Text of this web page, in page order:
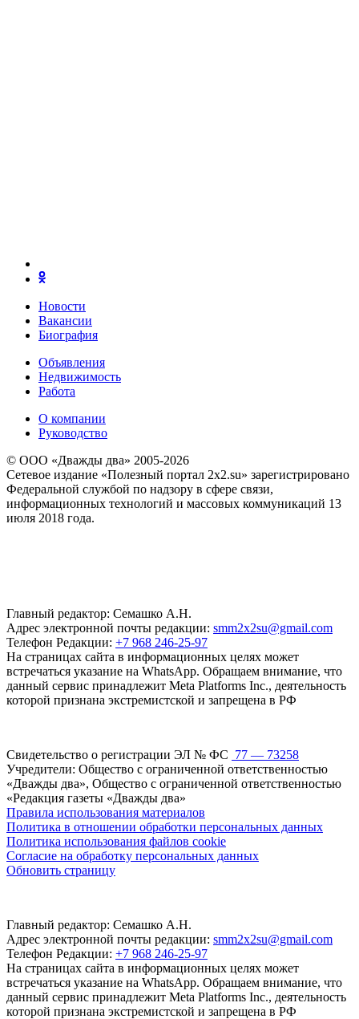
Новости
Вакансии
Биография
Объявления
Недвижимость
Работа
О компании
Руководство
© ООО «Дважды два» 2005-2026
Сетевое издание «Полезный портал 2x2.su» зарегистрировано
Федеральной службой по надзору в сфере связи,
информационных технологий и массовых коммуникаций 13
июля 2018 года.
Главный редактор: Семашко А.Н.
Адрес электронной почты редакции: smm2x2su@gmail.com
Телефон Редакции: +7 968 246-25-97
На страницах сайта в информационных целях может
встречаться указание на WhatsApp. Обращаем внимание, что
данный сервис принадлежит Meta Platforms Inc., деятельность
которой признана экстремистской и запрещена в РФ
Свидетельство о регистрации ЭЛ № ФС 77 — 73258
Учредители: Общество с ограниченной ответственностью
«Дважды два», Общество с ограниченной ответственностью
«Редакция газеты «Дважды два»
Правила использования материалов
Политика в отношении обработки персональных данных
Политика использования файлов cookie
Согласие на обработку персональных данных
Обновить страницу
Главный редактор: Семашко А.Н.
Адрес электронной почты редакции: smm2x2su@gmail.com
Телефон Редакции: +7 968 246-25-97
На страницах сайта в информационных целях может
встречаться указание на WhatsApp. Обращаем внимание, что
данный сервис принадлежит Meta Platforms Inc., деятельность
которой признана экстремистской и запрещена в РФ